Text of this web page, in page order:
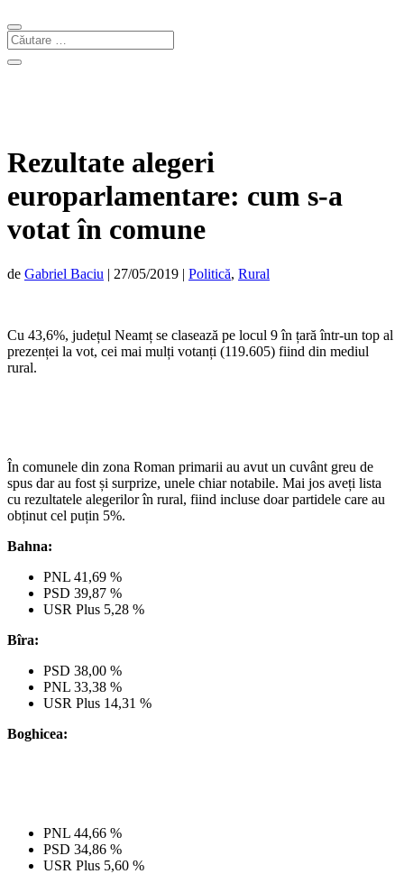
Rezultate alegeri
europarlamentare: cum s-a
votat în comune
de Gabriel Baciu | 27/05/2019 | Politică, Rural
Cu 43,6%, județul Neamț se clasează pe locul 9 în țară într-un top al
prezenței la vot, cei mai mulți votanți (119.605) fiind din mediul
rural.
În comunele din zona Roman primarii au avut un cuvânt greu de
spus dar au fost și surprize, unele chiar notabile. Mai jos aveți lista
cu rezultatele alegerilor în rural, fiind incluse doar partidele care au
obținut cel puțin 5%.
Bahna:
PNL 41,69 %
PSD 39,87 %
USR Plus 5,28 %
Bîra:
PSD 38,00 %
PNL 33,38 %
USR Plus 14,31 %
Boghicea:
PNL 44,66 %
PSD 34,86 %
USR Plus 5,60 %